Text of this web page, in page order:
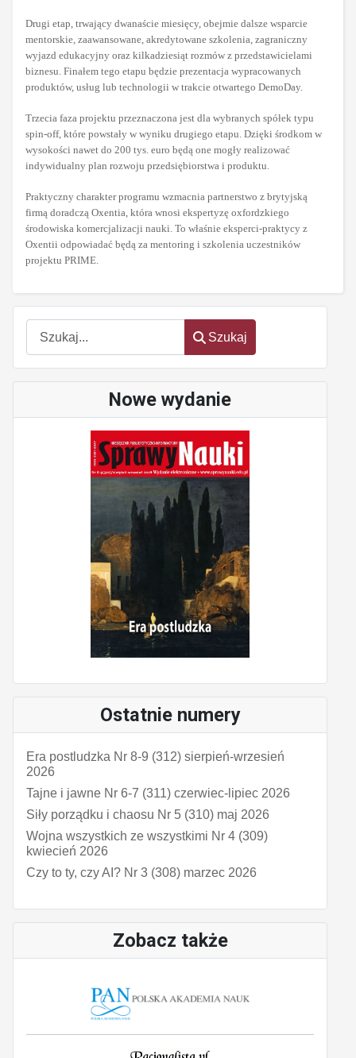
Szukaj
Szukaj
Nowe wydanie
Ostatnie numery
Era postludzka Nr 8-9 (312) sierpień-wrzesień
2026
Tajne i jawne Nr 6-7 (311) czerwiec-lipiec 2026
Siły porządku i chaosu Nr 5 (310) maj 2026
Wojna wszystkich ze wszystkimi Nr 4 (309)
kwiecień 2026
Czy to ty, czy AI? Nr 3 (308) marzec 2026
Zobacz także
Drugi etap, trwający dwanaście miesięcy, obejmie dalsze wsparcie
mentorskie, zaawansowane, akredytowane szkolenia, zagraniczny
wyjazd edukacyjny oraz kilkadziesiąt rozmów z przedstawicielami
biznesu. Finałem tego etapu będzie prezentacja wypracowanych
produktów, usług lub technologii w trakcie otwartego DemoDay.
Trzecia faza projektu przeznaczona jest dla wybranych spółek typu
spin-off, które powstały w wyniku drugiego etapu. Dzięki środkom w
wysokości nawet do 200 tys. euro będą one mogły realizować
indywidualny plan rozwoju przedsiębiorstwa i produktu.
Praktyczny charakter programu wzmacnia partnerstwo z brytyjską
firmą doradczą Oxentia, która wnosi ekspertyzę oxfordzkiego
środowiska komercjalizacji nauki. To właśnie eksperci-praktycy z
Oxentii odpowiadać będą za mentoring i szkolenia uczestników
projektu PRIME.